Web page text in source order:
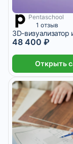
8 067 ₽/мес 6
Pentaschool
1 отзыв
3D-визуализатор
48 400 ₽
Открыть